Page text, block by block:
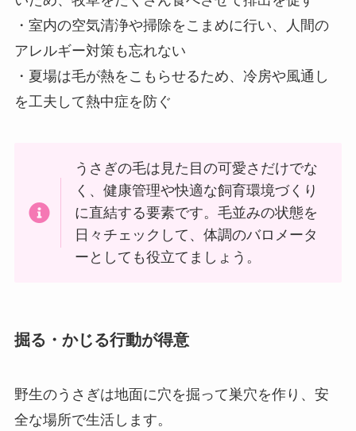
・室内の空気清浄や掃除をこまめに行い、人間の
アレルギー対策も忘れない
・夏場は毛が熱をこもらせるため、冷房や風通し
を工夫して熱中症を防ぐ
うさぎの毛は見た目の可愛さだけでな
く、健康管理や快適な飼育環境づくり
に直結する要素です。毛並みの状態を
日々チェックして、体調のバロメータ
ーとしても役立てましょう。
掘る・かじる行動が得意
野生のうさぎは地面に穴を掘って巣穴を作り、安
全な場所で生活します。